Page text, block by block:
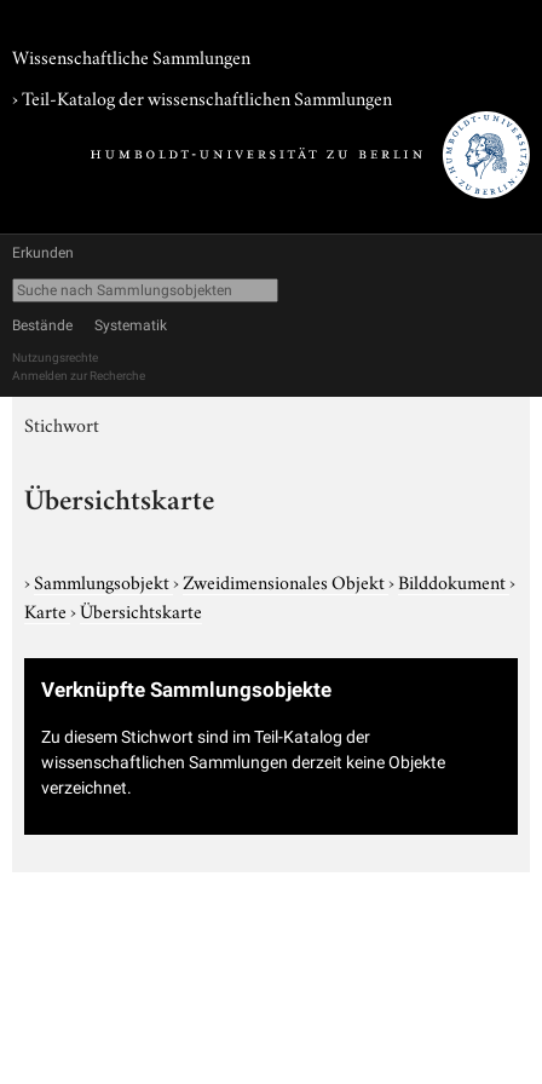
Wissenschaftliche Sammlungen
› Teil-Katalog der wissenschaftlichen Sammlungen
Erkunden
Bestände Systematik
Nutzungsrechte
Anmelden zur Recherche
Stichwort
Übersichtskarte
›Sammlungsobjekt›Zweidimensionales Objekt›Bilddokument›
Karte›Übersichtskarte
Verknüpfte Sammlungsobjekte
Zu diesem Stichwort sind im Teil-Katalog der
wissenschaftlichen Sammlungen derzeit keine Objekte
verzeichnet.